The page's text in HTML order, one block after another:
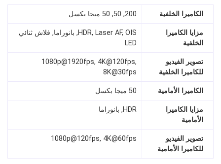
الكاميرا الخلفية 200, 50, 50 ميجا بكسل
مزايا الكاميرا
الخلفية
HDR, Laser AF, OIS, بانوراما, فلاش ثنائي
LED
تصوير الفيديو
للكاميرا الخلفية
1080p@1920fps, 4K@120fps,
8K@30fps
الكاميرا الأمامية 50 ميجا بكسل
مزايا الكاميرا
الأمامية
HDR, بانوراما
تصوير الفيديو
للكاميرا الأمامية
1080p@120fps, 4K@60fps